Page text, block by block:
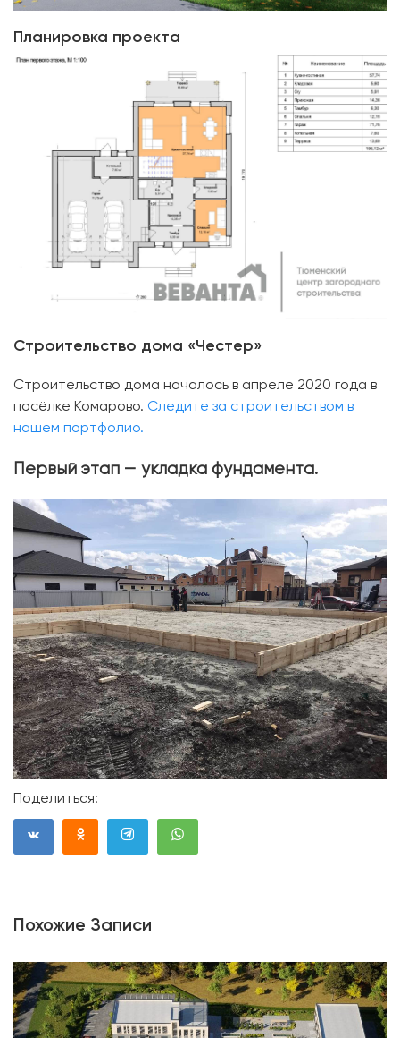
Планировка проекта
Строительство дома «Честер»
Строительство дома началось в апреле 2020 года в
посёлке Комарово. Следите за строительством в
нашем портфолио.
Первый этап — укладка фундамента.
Поделиться:
Похожие Записи